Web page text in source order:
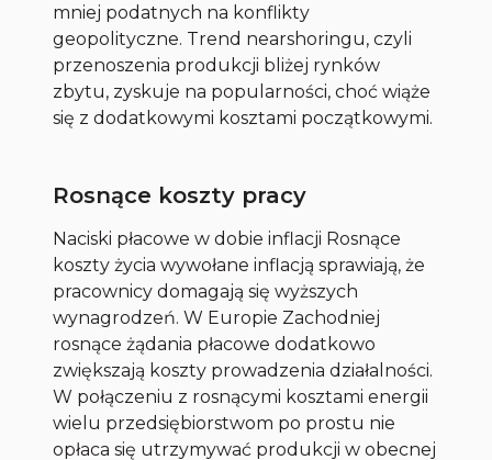
mniej podatnych na konflikty
geopolityczne. Trend nearshoringu, czyli
przenoszenia produkcji bliżej rynków
zbytu, zyskuje na popularności, choć wiąże
się z dodatkowymi kosztami początkowymi.
Rosnące koszty pracy
Naciski płacowe w dobie inflacji Rosnące
koszty życia wywołane inflacją sprawiają, że
pracownicy domagają się wyższych
wynagrodzeń. W Europie Zachodniej
rosnące żądania płacowe dodatkowo
zwiększają koszty prowadzenia działalności.
W połączeniu z rosnącymi kosztami energii
wielu przedsiębiorstwom po prostu nie
opłaca się utrzymywać produkcji w obecnej